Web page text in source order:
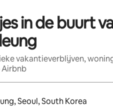
in de buurt
vakantieverblijven,
Airbnb
er suggesties beschikbaar zijn,